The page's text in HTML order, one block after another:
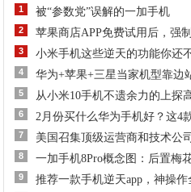
1 被“参数党”误解的一加手机
2 苹果商店APP免费试用后，强
3 小米手机这些逆天的功能你还
4 华为+苹果+三星当家机型靠边
5 从小米10手机不遗余力的上探
6 2月份买什么华为手机好？这4
7 美国召集顶级运营商和技术公
8 一加手机8Pro概念图：后置梅
9 推荐一款手机逆天app，神操